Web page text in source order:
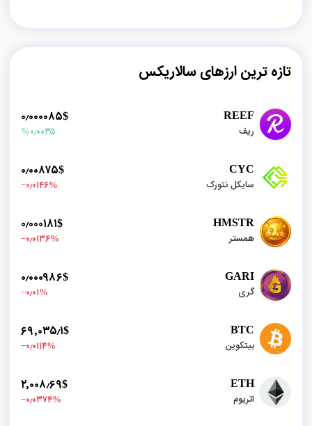
تازه ترین ارزهای سالاریکس
REEF
ریف
۰٫۰۰۰۰۸۵$
%۰٫۰۰۳۵
CYC
سایکل نتورک
۰٫۰۰۸۷۵$
%‎−۰٫۰۱۴۶
HMSTR
همستر
۰٫۰۰۰۱۸۱$
%‎−۰٫۰۱۳۶
GARI
گری
۰٫۰۰۰۹۸۶$
%‎−۰٫۰۱
BTC
بیتکوین
۶۹٬۰۳۵٫۱$
%‎−۰٫۰۱۱۴
ETH
اتریوم
۲٬۰۰۸٫۶۹$
%‎−۰٫۰۳۷۴